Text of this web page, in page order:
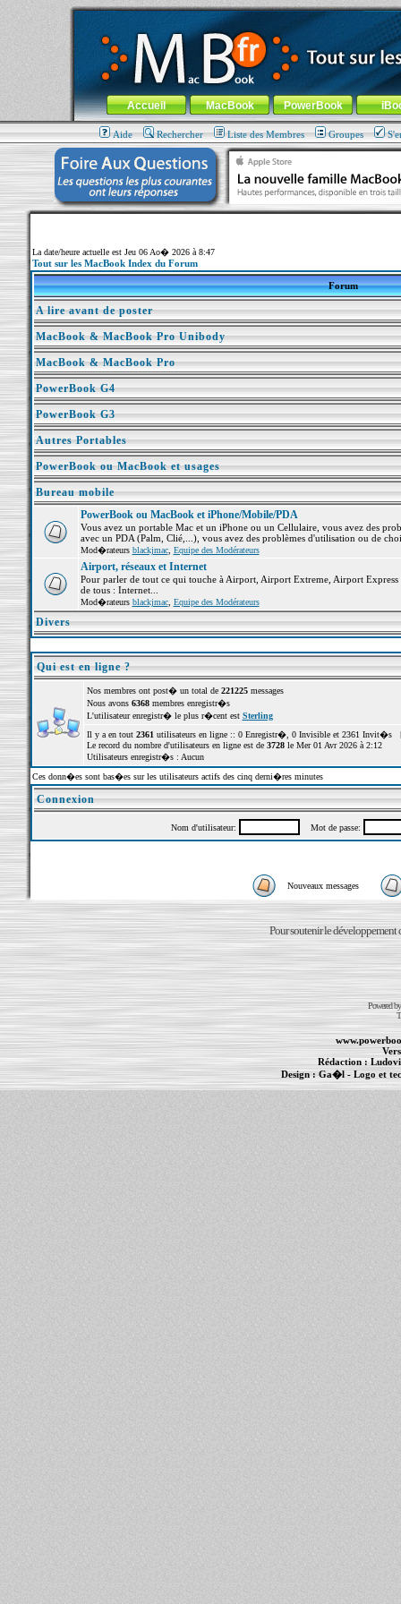
MacBook-fr.com : 100% Apple... 100% nomade !
Aller au contenu-Aller au menu général-Aller au menu de
Menu général
Accueil MacBook PowerBook
Aide Rechercher Liste des Membres Groupes
La date/heure actuelle est Jeu 06 Ao� 2026 à 8:47
Tout sur les MacBook Index du Forum
Forum
A lire avant de poster
MacBook & MacBook Pro Unibody
MacBook & MacBook Pro
PowerBook G4
PowerBook G3
Autres Portables
PowerBook ou MacBook et usages
Bureau mobile
PowerBook ou MacBook et iPhone/Mobile/PDA
Vous avez un portable Mac et un iPhone ou un Cellulaire, vous avez des
avec un PDA (Palm, Clié,...), vous avez des problèmes d'utilisation ou de
Mod�rateurs blackjmac, Equipe des Modérateurs
Airport, réseaux et Internet
Pour parler de tout ce qui touche à Airport, Airport Extreme, Airport
de tous : Internet...
Mod�rateurs blackjmac, Equipe des Modérateurs
Divers
Qui est en ligne ?
Nos membres ont post� un total de 221225messages
Nous avons 6368membres enregistr�s
L'utilisateur enregistr� le plus r�cent est Sterling
Il y a en tout 2361 utilisateurs en ligne :: 0 Enregistr�, 0 Invisible et 2361 Invit�s
Le record du nombre d'utilisateurs en ligne est de 3728le Mer 01 Avr 2026 à 2:12
Utilisateurs enregistr�s : Aucun
Ces donn�es sont bas�es sur les utilisateurs actifs des cinq derni�res minutes
Connexion
Nom d'utilisateur: Mot de passe:
Nouveaux messages
Pour soutenir le développement
Powered
Rédaction :
Design :Ga�l- Logo et
Informations : PowerBook- MacBook Pro -